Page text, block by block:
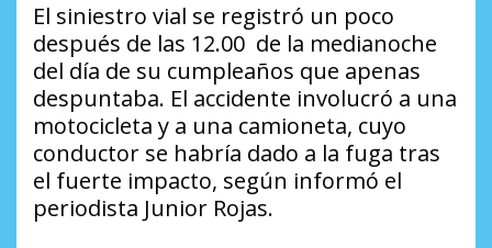
El siniestro vial se registró un poco
después de las 12.00 de la medianoche
del día de su cumpleaños que apenas
despuntaba. El accidente involucró a una
motocicleta y a una camioneta, cuyo
conductor se habría dado a la fuga tras
el fuerte impacto, según informó el
periodista Junior Rojas.